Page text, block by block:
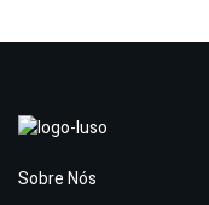
Sobre Nós